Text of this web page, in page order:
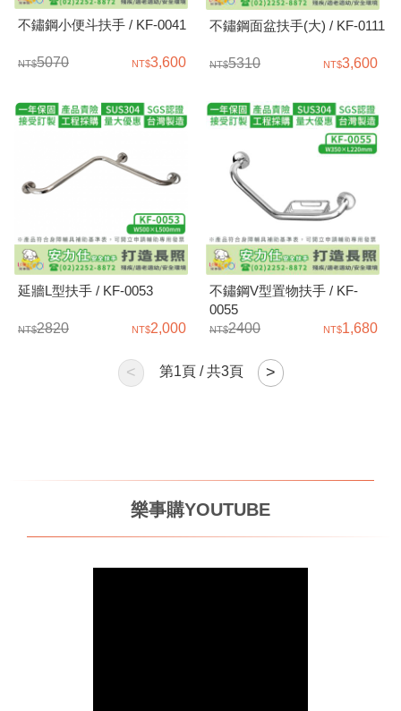
不鏽鋼小便斗扶手 / KF-0041
5070 3,600
不鏽鋼面盆扶手(大) / KF-0111
5310 3,600
延牆L型扶手 / KF-0053
2820 2,000
不鏽鋼V型置物扶手 / KF-
0055
2400
1,680
< 第1頁 / 共3頁 >
樂事購YOUTUBE